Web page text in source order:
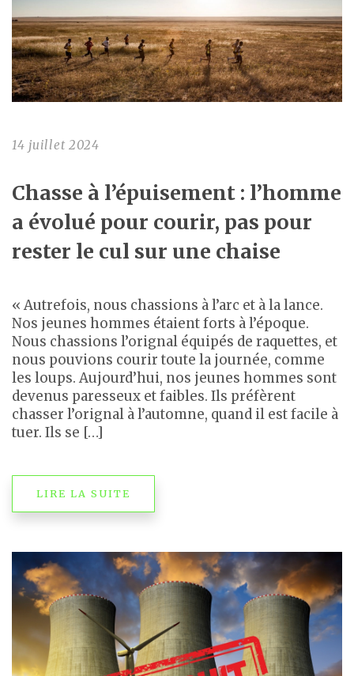
14 juillet 2024
Chasse à l’épuisement : l’homme
a évolué pour courir, pas pour
rester le cul sur une chaise
« Autrefois, nous chassions à l’arc et à la lance.
Nos jeunes hommes étaient forts à l’époque.
Nous chassions l’orignal équipés de raquettes, et
nous pouvions courir toute la journée, comme
les loups. Aujourd’hui, nos jeunes hommes sont
devenus paresseux et faibles. Ils préfèrent
chasser l’orignal à l’automne, quand il est facile à
tuer. Ils se […]
LIRE LA SUITE